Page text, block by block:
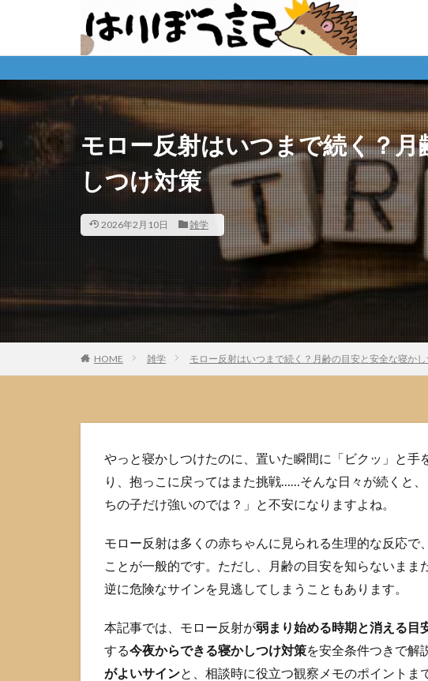
※購入先、ダウン
モロー反射はいつまで続く？
しつけ対策
2026年2月10日 雑学
HOME 雑学 モロー反射はいつまで続く？月齢の目安と安全な寝か
やっと寝かしつけたのに、置いた瞬間に「ビクッ」と手
り、抱っこに戻ってはまた挑戦……そんな日々が続くと
ちの子だけ強いのでは？」と不安になりますよね。
モロー反射は多くの赤ちゃんに見られる生理的な反応で
ことが一般的です。ただし、月齢の目安を知らないまま
逆に危険なサインを見逃してしまうこともあります。
本記事では、モロー反射が弱まり始める時期と消える目
する今夜からできる寝かしつけ対策を安全条件つきで解
がよいサインと、相談時に役立つ観察メモのポイントま